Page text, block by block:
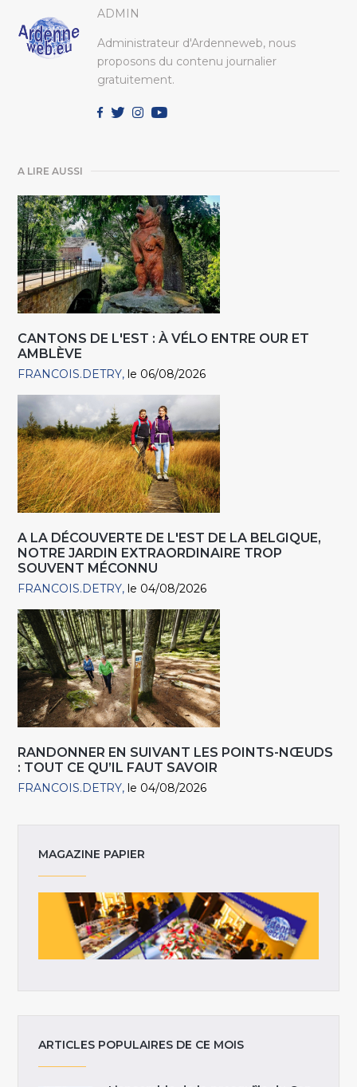
ADMIN
Administrateur d'Ardenneweb, nous
proposons du contenu journalier
gratuitement.
A LIRE AUSSI
CANTONS DE L'EST : À VÉLO ENTRE OUR ET
AMBLÈVE
FRANCOIS.DETRY le 06/08/2026
A LA DÉCOUVERTE DE L'EST DE LA BELGIQUE,
NOTRE JARDIN EXTRAORDINAIRE TROP
SOUVENT MÉCONNU
FRANCOIS.DETRY le 04/08/2026
RANDONNER EN SUIVANT LES POINTS-NŒUDS
: TOUT CE QU’IL FAUT SAVOIR
FRANCOIS.DETRY le 04/08/2026
MAGAZINE PAPIER
ARTICLES POPULAIRES DE CE MOIS